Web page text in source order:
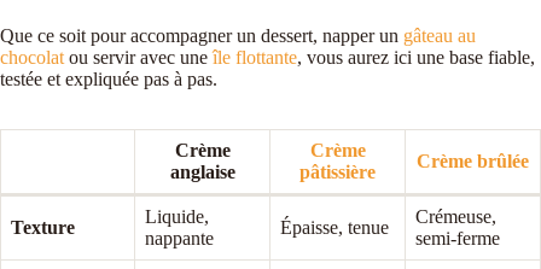
Que ce soit pour accompagner un dessert, napper un gâteau au
chocolat ou servir avec uneîle flottante, vous aurez ici une base fiable,
testée et expliquée pas à pas.
Crème
anglaise
Crème
pâtissière
Crème brûlée
Texture
Liquide,
nappante
Épaisse, tenue
Crémeuse,
semi-ferme